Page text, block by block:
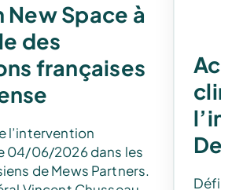
New Space à
des
françaises
l’intervention
04/06/2026 dans les
de Mews Partners.
Défi :